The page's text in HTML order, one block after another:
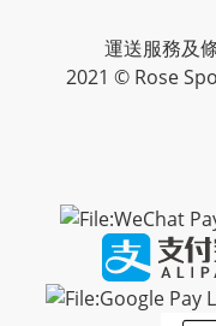
運送服務及
2021 © Rose